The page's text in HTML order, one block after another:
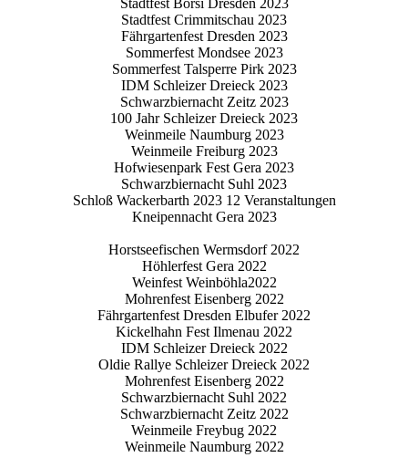
Stadtfest Borsi Dresden 2023
Stadtfest Crimmitschau 2023
Fährgartenfest Dresden 2023
Sommerfest Mondsee 2023
Sommerfest Talsperre Pirk 2023
IDM Schleizer Dreieck 2023
Schwarzbiernacht Zeitz 2023
100 Jahr Schleizer Dreieck 2023
Weinmeile Naumburg 2023
Weinmeile Freiburg 2023
Hofwiesenpark Fest Gera 2023
Schwarzbiernacht Suhl 2023
Schloß Wackerbarth 2023 12 Veranstaltungen
Kneipennacht Gera 2023
Horstseefischen Wermsdorf 2022
Höhlerfest Gera 2022
Weinfest Weinböhla2022
Mohrenfest Eisenberg 2022
Fährgartenfest Dresden Elbufer 2022
Kickelhahn Fest Ilmenau 2022
IDM Schleizer Dreieck 2022
Oldie Rallye Schleizer Dreieck 2022
Mohrenfest Eisenberg 2022
Schwarzbiernacht Suhl 2022
Schwarzbiernacht Zeitz 2022
Weinmeile Freybug 2022
Weinmeile Naumburg 2022